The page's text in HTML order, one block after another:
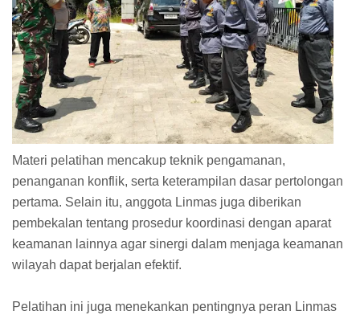
Materi pelatihan mencakup teknik pengamanan,
penanganan konflik, serta keterampilan dasar pertolongan
pertama. Selain itu, anggota Linmas juga diberikan
pembekalan tentang prosedur koordinasi dengan aparat
keamanan lainnya agar sinergi dalam menjaga keamanan
wilayah dapat berjalan efektif.
Pelatihan ini juga menekankan pentingnya peran Linmas